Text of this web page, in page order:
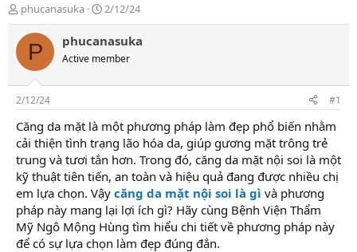
T
h
r
a
s
t
a
t
e
r
phucanasuka
N
g
à
g
2/12/24
P phucanasuka
Active member
2/12/24 #1
Căng da mặt là một phương pháp làm đẹp phổ biến nhằm
cải thiện tình trạng lão hóa da, giúp gương mặt trông trẻ
trung và tươi tắn hơn. Trong đó, căng da mặt nội soi là một
kỹ thuật tiên tiến, an toàn và hiệu quả đang được nhiều chị
em lựa chọn. Vậy căng da mặt nội soi là gì và phương
pháp này mang lại lợi ích gì? Hãy cùng Bệnh Viện Thẩm
Mỹ Ngô Mộng Hùng tìm hiểu chi tiết về phương pháp này
để có sự lựa chọn làm đẹp đúng đắn.